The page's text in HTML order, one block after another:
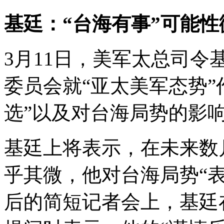
基廷：“台海有事”可能性
3月11日，美军太总司令
委员会就“亚太美军态势
选”以及对台海局势的影
基廷上将表示，在未来
乎其微，他对台海局势“
后的简短记者会上，基